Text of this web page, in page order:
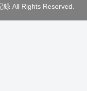
All Rights Reserved.